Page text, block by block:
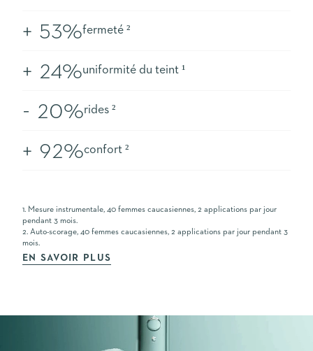
+ 53%fermeté ²
+ 24%uniformité du teint ¹
- 20%rides ²
+ 92%confort ²
1. Mesure instrumentale, 40 femmes caucasiennes, 2 applications par jour
pendant 3 mois.
2. Auto-scorage, 40 femmes caucasiennes, 2 applications par jour pendant 3
mois.
EN SAVOIR PLUS